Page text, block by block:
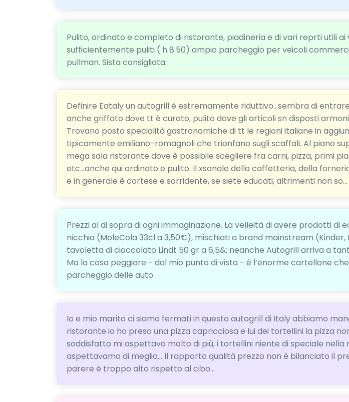
Pulito, ordinato e completo di ristorante, piadineria e di vari reprti utili ai
sufficientemente puliti ( h 8.50) ampio parcheggio per veicoli
pullman. Sista consigliata.
Definire Eataly un autogrill è estremamente riduttivo...sembra di
anche griffato dove tt è curato, pulito dove gli articoli sn disposti
Trovano posto specialità gastronomiche di tt le regioni italiane in
tipicamente emiliano-romagnoli che trionfano sugli scaffali. Al piano
mega sala ristorante dove è possibile scegliere fra carni, pizza, primi
etc...anche qui ordinato e pulito. Il xsonale della caffetteria, della
e in generale è cortese e sorridente, se siete educati, altrimenti non so...
Prezzi al di sopra di ogni immaginazione. La velleità di avere prodotti di
nicchia (MoleCola 33cl a 3,50€), mischiati a brand mainstream (Kinder,
tavoletta di cioccolato Lindt 50 gr a 6,5&: neanche Autogrill arriva a
Ma la cosa peggiore - dal mio punto di vista - è l’enorme cartellone
parcheggio delle auto.
Io e mio marito ci siamo fermati in questo autogrill di Italy abbiamo
ristorante io ho preso una pizza capricciosa e lui dei tortellini la pizza
soddisfatto mi aspettavo molto di più, i tortellini niente di speciale nella
aspettavamo di meglio... Il rapporto qualità prezzo non è bilanciato il
parere è troppo alto rispetto al cibo...